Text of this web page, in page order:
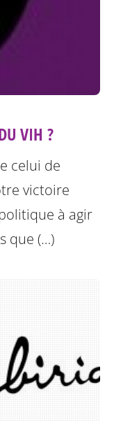
VIH ?
celui de
victoire
à agir
que (…)